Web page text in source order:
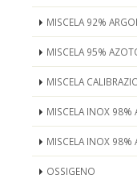
MISCELA 92%
MISCELA 95%
MISCELA
MISCELA INOX
MISCELA INOX 98%
OSSIGENO